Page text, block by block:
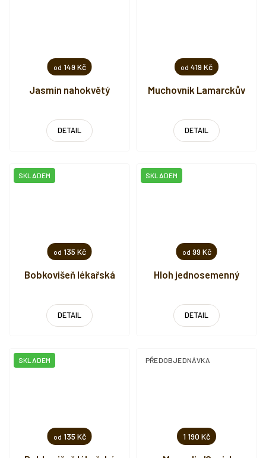
od 149 Kč
Jasmín nahokvětý
DETAIL
od 419 Kč
Muchovník Lamarckův
DETAIL
od 135 Kč
Bobkovišeň lékařská
SKLADEM
DETAIL
od 99 Kč
Hloh jednosemenný
SKLADEM
DETAIL
od 135 Kč
SKLADEM
1 190 Kč
PŘEDOBJEDNÁVKA